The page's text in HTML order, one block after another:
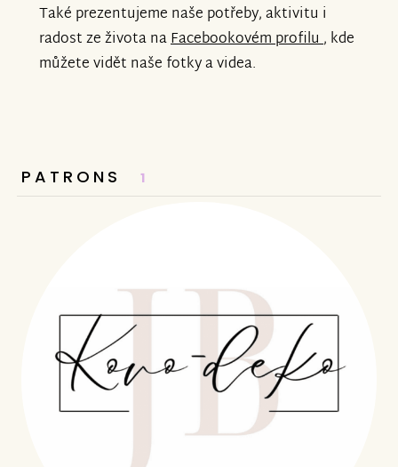
Také prezentujeme naše potřeby, aktivitu i
radost ze života naFacebookovém profilu, kde
můžete vidět naše fotky a videa.
PATRONS 1